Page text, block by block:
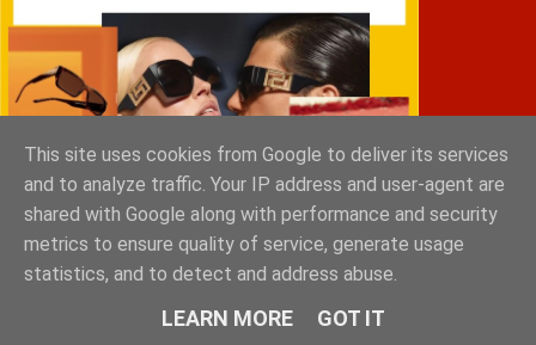
This site uses cookies from Google to deliver its services
and to analyze traffic. Your IP address and user-agent are
shared with Google along with performance and security
metrics to ensure quality of service, generate usage
statistics, and to detect and address abuse.
LEARN MORE GOT IT